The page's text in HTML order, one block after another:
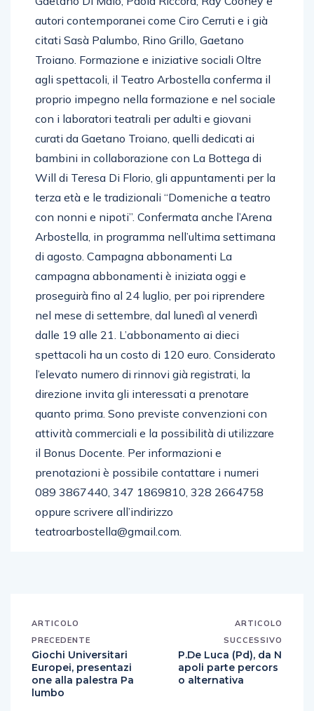
autori contemporanei come Ciro Cerruti e i già
citati Sasà Palumbo, Rino Grillo, Gaetano
Troiano. Formazione e iniziative sociali Oltre
agli spettacoli, il Teatro Arbostella conferma il
proprio impegno nella formazione e nel sociale
con i laboratori teatrali per adulti e giovani
curati da Gaetano Troiano, quelli dedicati ai
bambini in collaborazione con La Bottega di
Will di Teresa Di Florio, gli appuntamenti per la
terza età e le tradizionali “Domeniche a teatro
con nonni e nipoti”. Confermata anche l’Arena
Arbostella, in programma nell’ultima settimana
di agosto. Campagna abbonamenti La
campagna abbonamenti è iniziata oggi e
proseguirà fino al 24 luglio, per poi riprendere
nel mese di settembre, dal lunedì al venerdì
dalle 19 alle 21. L’abbonamento ai dieci
spettacoli ha un costo di 120 euro. Considerato
l’elevato numero di rinnovi già registrati, la
direzione invita gli interessati a prenotare
quanto prima. Sono previste convenzioni con
attività commerciali e la possibilità di utilizzare
il Bonus Docente. Per informazioni e
prenotazioni è possibile contattare i numeri
089 3867440, 347 1869810, 328 2664758
oppure scrivere all’indirizzo
teatroarbostella@gmail.com.
ARTICOLO
PRECEDENTE
Giochi Universitari
Europei, presentazi
one alla palestra Pa
lumbo
ARTICOLO
SUCCESSIVO
P.De Luca (Pd), da N
apoli parte percors
o alternativa